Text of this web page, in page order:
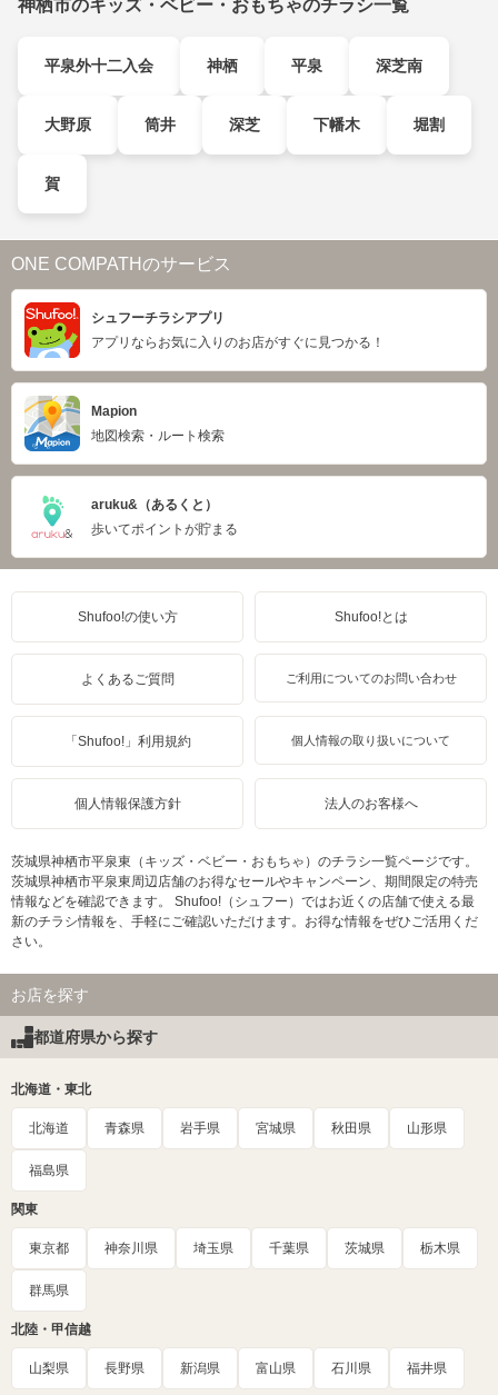
神栖市のキッズ・ベビー・おもちゃのチラシ一覧
平泉外十二入会 神栖 平泉 深芝南
大野原 筒井 深芝 下幡木 堀割
賀
ONE COMPATHのサービス
シュフーチラシアプリ
アプリならお気に入りのお店がすぐに見つかる！
Mapion
地図検索・ルート検索
aruku&（あるくと）
歩いてポイントが貯まる
Shufoo!の使い方 Shufoo!とは
よくあるご質問 ご利用についてのお問い合わせ
「Shufoo!」利用規約 個人情報の取り扱いについて
個人情報保護方針 法人のお客様へ
茨城県神栖市平泉東（キッズ・ベビー・おもちゃ）のチラシ一覧ページです。
茨城県神栖市平泉東周辺店舗のお得なセールやキャンペーン、期間限定の特売
情報などを確認できます。 Shufoo!（シュフー）ではお近くの店舗で使える最
新のチラシ情報を、手軽にご確認いただけます。お得な情報をぜひご活用くだ
さい。
お店を探す
都道府県から探す
北海道・東北
北海道 青森県 岩手県 宮城県 秋田県 山形県
福島県
関東
東京都 神奈川県 埼玉県 千葉県 茨城県 栃木県
群馬県
北陸・甲信越
山梨県 長野県 新潟県 富山県 石川県 福井県